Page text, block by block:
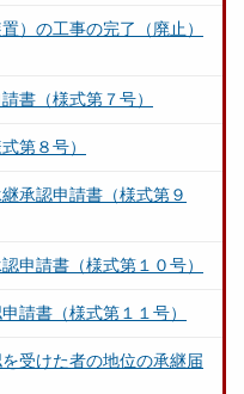
）の工事の完了（廃止）
書（様式第７号）
第８号）
承認申請書（様式第９
申請書（様式第１０号）
請書（様式第１１号）
受けた者の地位の承継届